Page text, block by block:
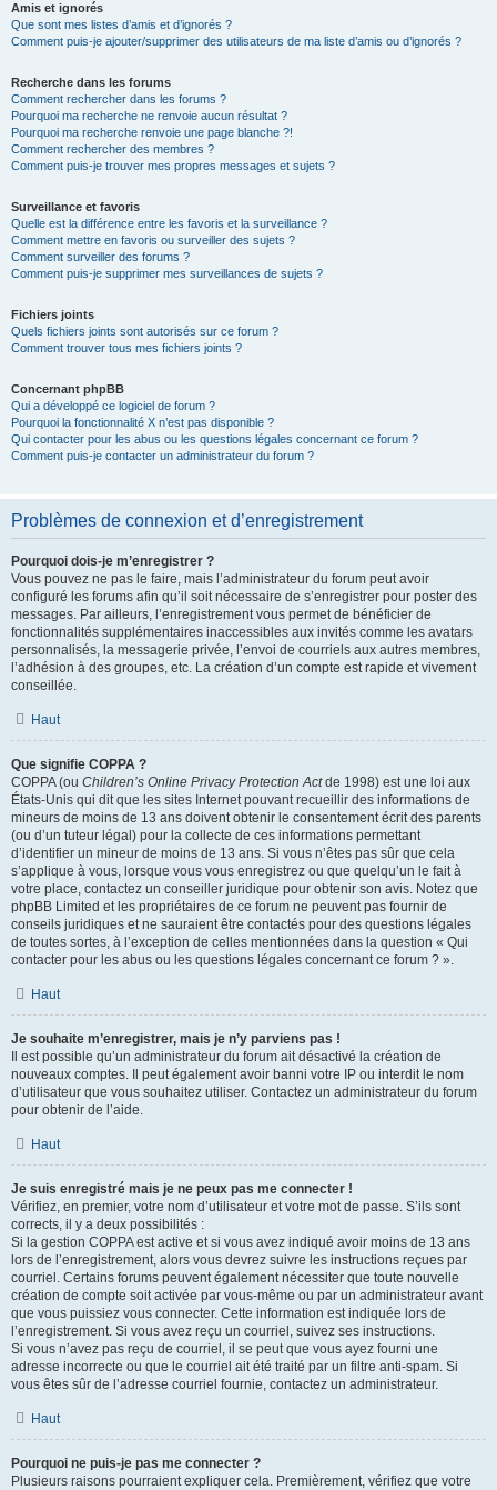
Amis et ignorés
Que sont mes listes d’amis et d’ignorés ?
Comment puis-je ajouter/supprimer des utilisateurs de ma liste d’amis ou d’ignorés ?
Recherche dans les forums
Comment rechercher dans les forums ?
Pourquoi ma recherche ne renvoie aucun résultat ?
Pourquoi ma recherche renvoie une page blanche ?!
Comment rechercher des membres ?
Comment puis-je trouver mes propres messages et sujets ?
Surveillance et favoris
Quelle est la différence entre les favoris et la surveillance ?
Comment mettre en favoris ou surveiller des sujets ?
Comment surveiller des forums ?
Comment puis-je supprimer mes surveillances de sujets ?
Fichiers joints
Quels fichiers joints sont autorisés sur ce forum ?
Comment trouver tous mes fichiers joints ?
Concernant phpBB
Qui a développé ce logiciel de forum ?
Pourquoi la fonctionnalité X n’est pas disponible ?
Qui contacter pour les abus ou les questions légales concernant ce forum ?
Comment puis-je contacter un administrateur du forum ?
Problèmes de connexion et d’enregistrement
Pourquoi dois-je m’enregistrer ?
Vous pouvez ne pas le faire, mais l’administrateur du forum peut avoir
configuré les forums afin qu’il soit nécessaire de s’enregistrer pour poster des
messages. Par ailleurs, l’enregistrement vous permet de bénéficier de
fonctionnalités supplémentaires inaccessibles aux invités comme les avatars
personnalisés, la messagerie privée, l’envoi de courriels aux autres membres,
l’adhésion à des groupes, etc. La création d’un compte est rapide et vivement
conseillée.
Haut
Que signifie COPPA ?
COPPA (ou Children’s Online Privacy Protection Actde 1998) est une loi aux
États-Unis qui dit que les sites Internet pouvant recueillir des informations de
mineurs de moins de 13 ans doivent obtenir le consentement écrit des parents
(ou d’un tuteur légal) pour la collecte de ces informations permettant
d’identifier un mineur de moins de 13 ans. Si vous n’êtes pas sûr que cela
s’applique à vous, lorsque vous vous enregistrez ou que quelqu’un le fait à
votre place, contactez un conseiller juridique pour obtenir son avis. Notez que
phpBB Limited et les propriétaires de ce forum ne peuvent pas fournir de
conseils juridiques et ne sauraient être contactés pour des questions légales
de toutes sortes, à l’exception de celles mentionnées dans la question « Qui
contacter pour les abus ou les questions légales concernant ce forum ? ».
Haut
Je souhaite m’enregistrer, mais je n’y parviens pas !
Il est possible qu’un administrateur du forum ait désactivé la création de
nouveaux comptes. Il peut également avoir banni votre IP ou interdit le nom
d’utilisateur que vous souhaitez utiliser. Contactez un administrateur du forum
pour obtenir de l’aide.
Haut
Je suis enregistré mais je ne peux pas me connecter !
Vérifiez, en premier, votre nom d’utilisateur et votre mot de passe. S’ils sont
corrects, il y a deux possibilités :
Si la gestion COPPA est active et si vous avez indiqué avoir moins de 13 ans
lors de l’enregistrement, alors vous devrez suivre les instructions reçues par
courriel. Certains forums peuvent également nécessiter que toute nouvelle
création de compte soit activée par vous-même ou par un administrateur avant
que vous puissiez vous connecter. Cette information est indiquée lors de
l’enregistrement. Si vous avez reçu un courriel, suivez ses instructions.
Si vous n’avez pas reçu de courriel, il se peut que vous ayez fourni une
adresse incorrecte ou que le courriel ait été traité par un filtre anti-spam. Si
vous êtes sûr de l’adresse courriel fournie, contactez un administrateur.
Haut
Pourquoi ne puis-je pas me connecter ?
Plusieurs raisons pourraient expliquer cela. Premièrement, vérifiez que votre